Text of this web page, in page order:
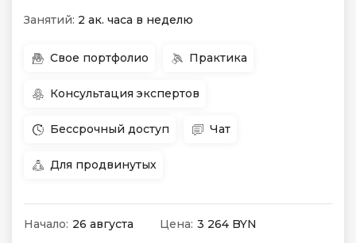
Занятий: 2 ак. часа в неделю
Свое портфолио Практика
Консультация экспертов
Бессрочный доступ Чат
Для продвинутых
Начало: 26 августа Цена: 3 264 BYN